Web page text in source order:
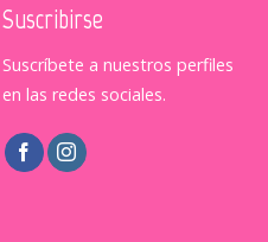
Suscribirse
Suscríbete a nuestros perfiles
en las redes sociales.